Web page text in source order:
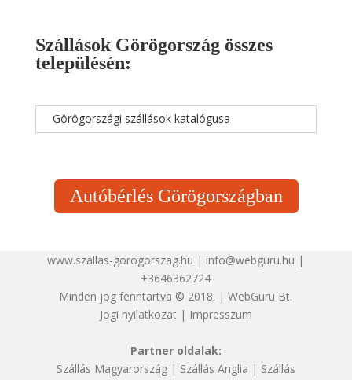
Szállások Görögország összes
településén:
Görögországi szállások katalógusa
Autóbérlés Görögországban
www.szallas-gorogorszag.hu | info@webguru.hu |
+3646362724
Minden jog fenntartva © 2018. | WebGuru Bt.
Jogi nyilatkozat| Impresszum
Partner oldalak:
Szállás Magyarország| Szállás Anglia | Szállás